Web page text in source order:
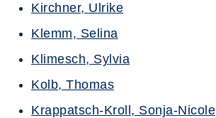
Kirchner, Ulrike
Klemm, Selina
Klimesch, Sylvia
Kolb, Thomas
Krappatsch-Kroll, Sonja-Nicole